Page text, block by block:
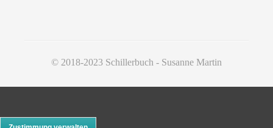
© 2018-2023 Schillerbuch - Susanne Martin